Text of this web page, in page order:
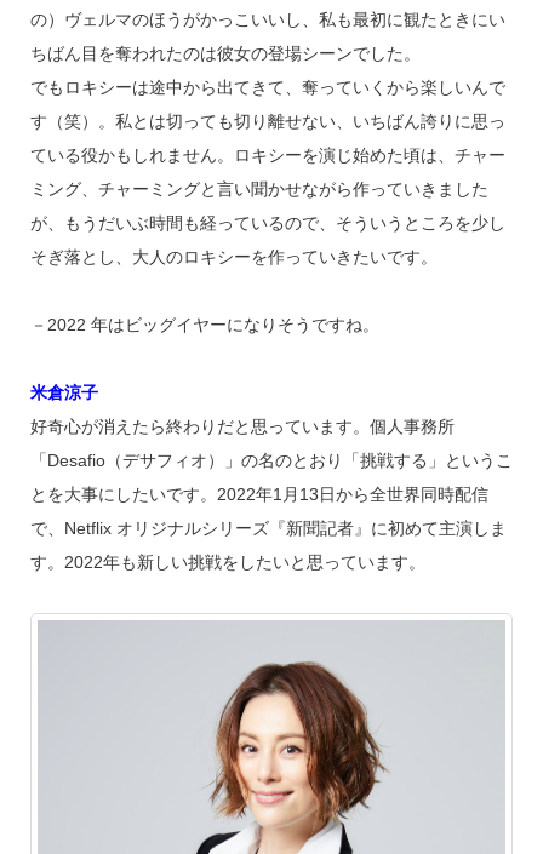
の）ヴェルマのほうがかっこいいし、私も最初に観たときにい
ちばん目を奪われたのは彼女の登場シーンでした。
でもロキシーは途中から出てきて、奪っていくから楽しいんで
す（笑）。私とは切っても切り離せない、いちばん誇りに思っ
ている役かもしれません。ロキシーを演じ始めた頃は、チャー
ミング、チャーミングと言い聞かせながら作っていきました
が、もうだいぶ時間も経っているので、そういうところを少し
そぎ落とし、大人のロキシーを作っていきたいです。
－2022 年はビッグイヤーになりそうですね。
米倉涼子
好奇心が消えたら終わりだと思っています。個人事務所
「Desafio（デサフィオ）」の名のとおり「挑戦する」というこ
とを大事にしたいです。2022年1月13日から全世界同時配信
で、Netflix オリジナルシリーズ『新聞記者』に初めて主演しま
す。2022年も新しい挑戦をしたいと思っています。